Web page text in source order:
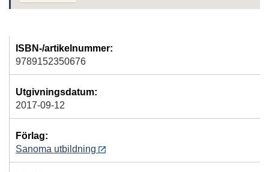
ISBN-/artikelnummer:
9789152350676
Utgivningsdatum:
2017-09-12
Förlag:
Sanoma utbildning